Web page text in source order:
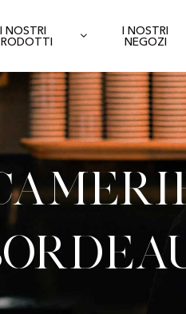
I NOSTRI
I NOSTRI
NEGOZI